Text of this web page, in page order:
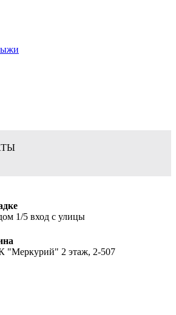
1/5 вход с улицы
"Меркурий" 2 этаж, 2-507